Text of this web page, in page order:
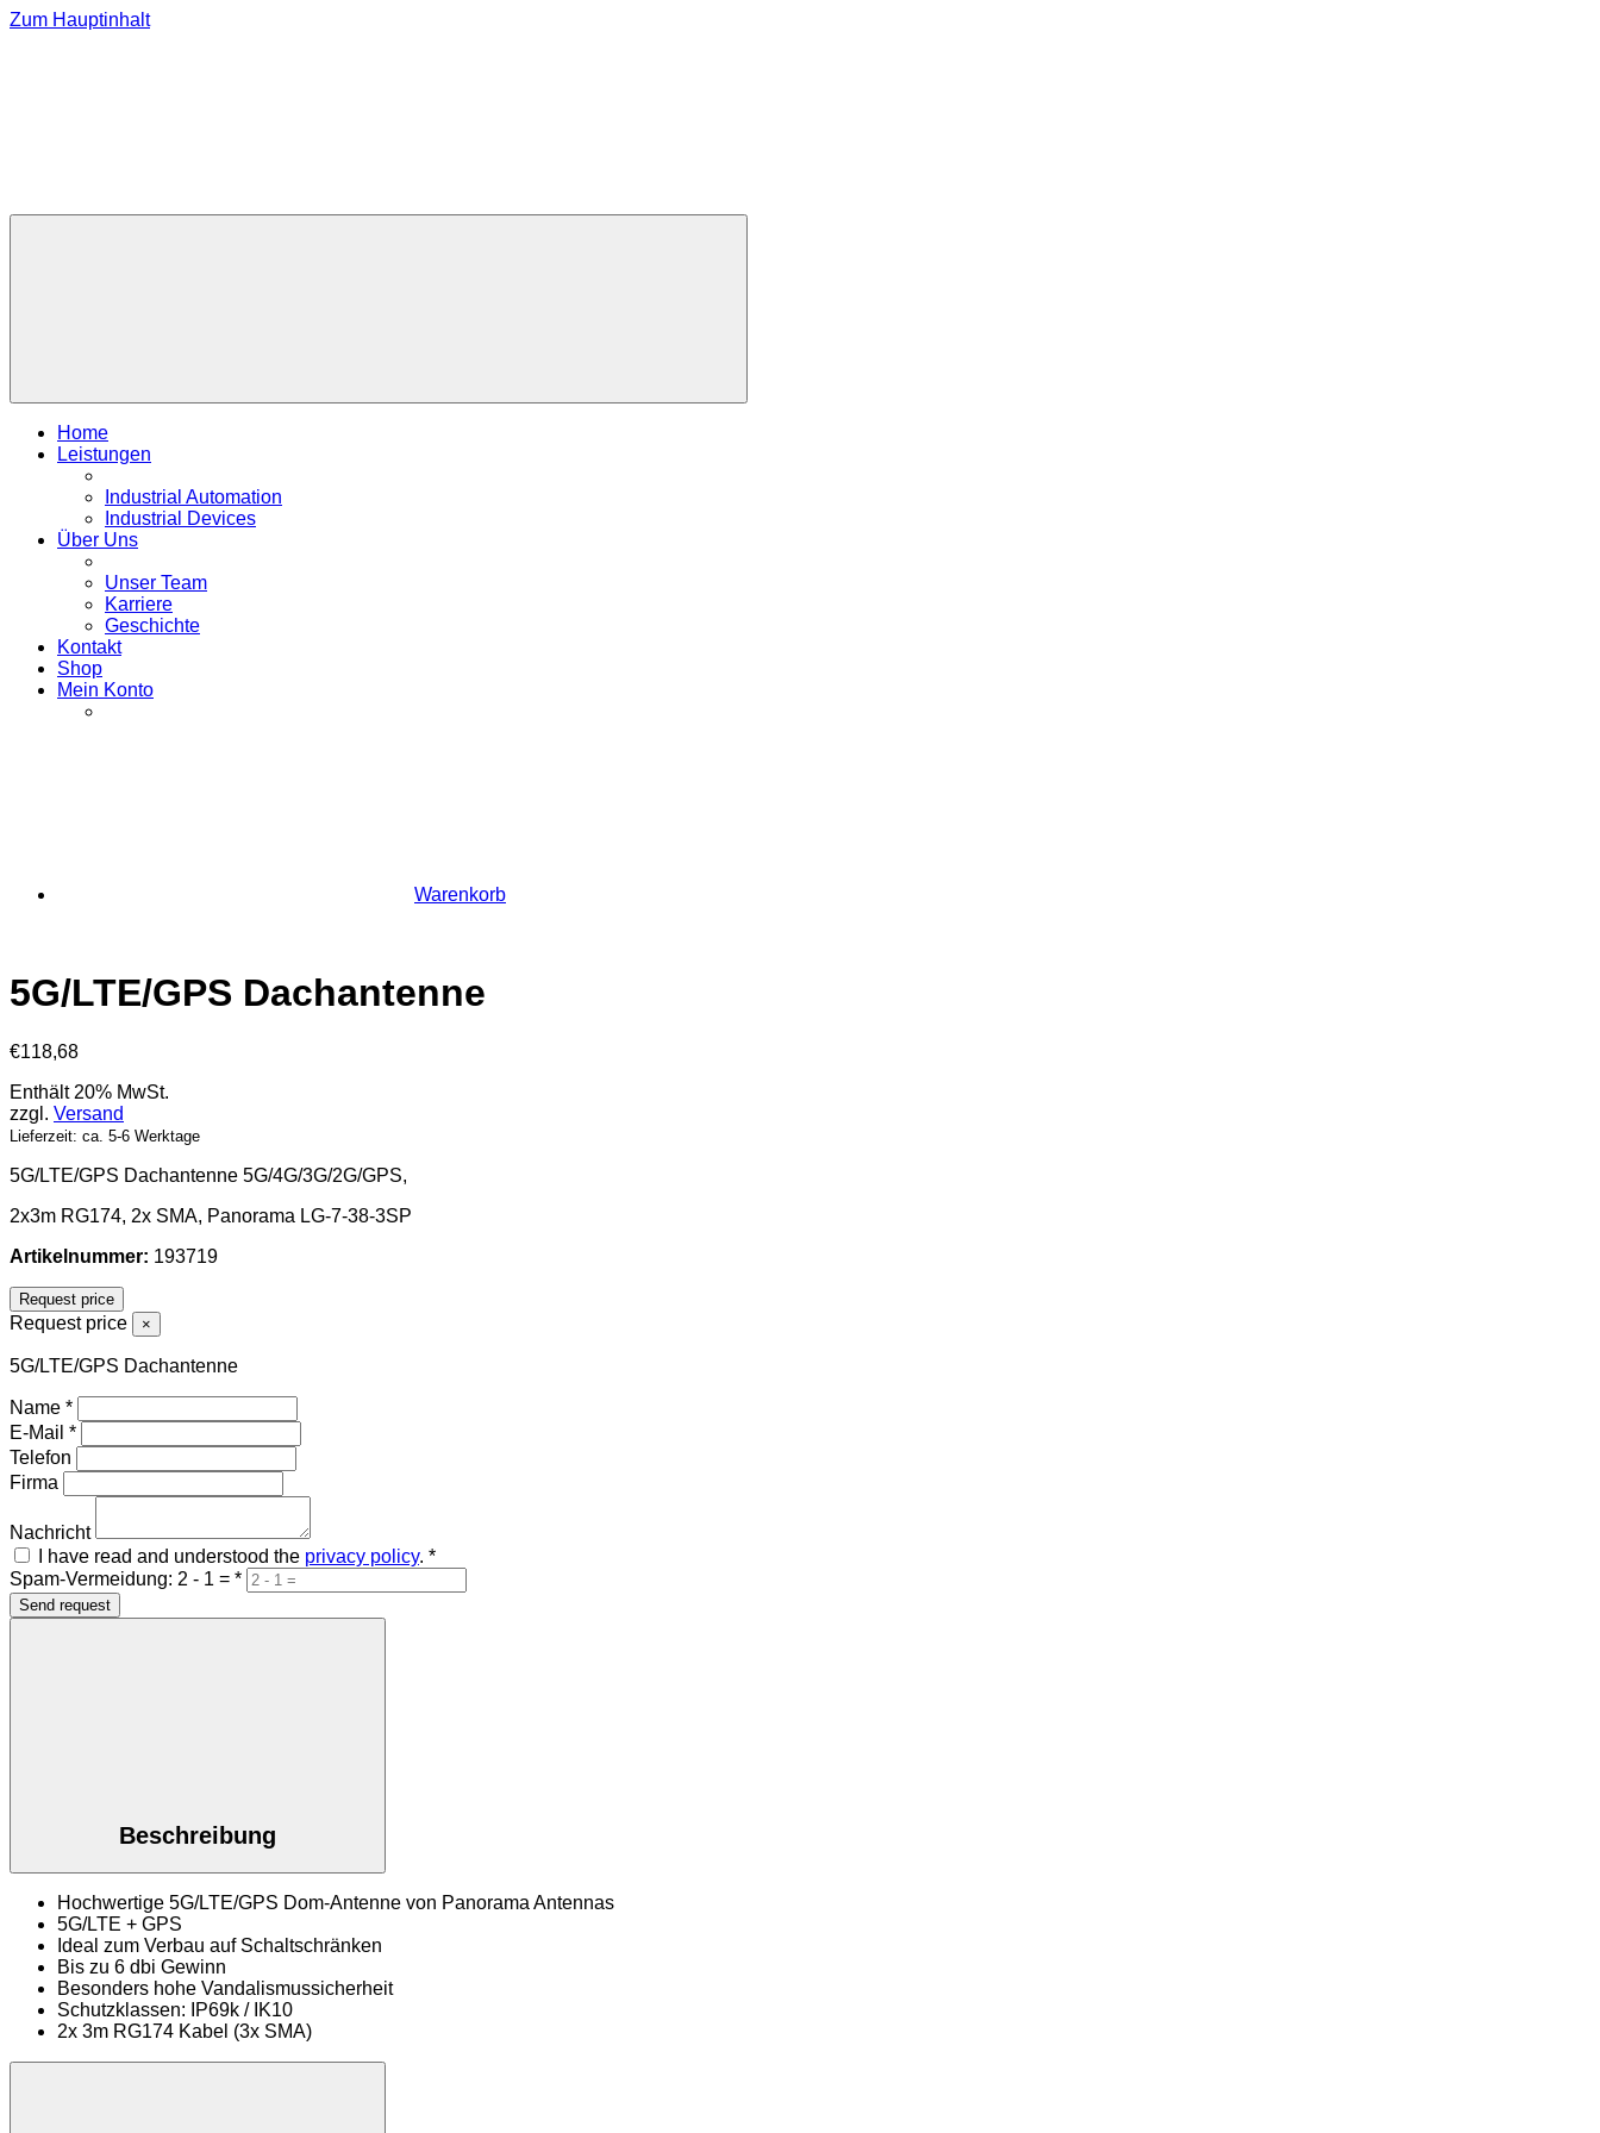
Zum Hauptinhalt
Home
Leistungen
Industrial Automation
Industrial Devices
Über Uns
Unser Team
Karriere
Geschichte
Kontakt
Shop
Mein Konto
Warenkorb
5G/LTE/GPS Dachantenne
€118,68
Enthält 20% MwSt.
zzgl. Versand
Lieferzeit: ca. 5-6 Werktage
5G/LTE/GPS Dachantenne 5G/4G/3G/2G/GPS,
2x3m RG174, 2x SMA, Panorama LG-7-38-3SP
Artikelnummer: 193719
Request price
Request price ×
5G/LTE/GPS Dachantenne
Name *
E-Mail *
Telefon
Firma
Nachricht
I have read and understood the privacy policy. *
Spam-Vermeidung: 2 - 1 = *
Send request
Beschreibung
Hochwertige 5G/LTE/GPS Dom-Antenne von Panorama Antennas
5G/LTE + GPS
Ideal zum Verbau auf Schaltschränken
Bis zu 6 dbi Gewinn
Besonders hohe Vandalismussicherheit
Schutzklassen: IP69k / IK10
2x 3m RG174 Kabel (3x SMA)